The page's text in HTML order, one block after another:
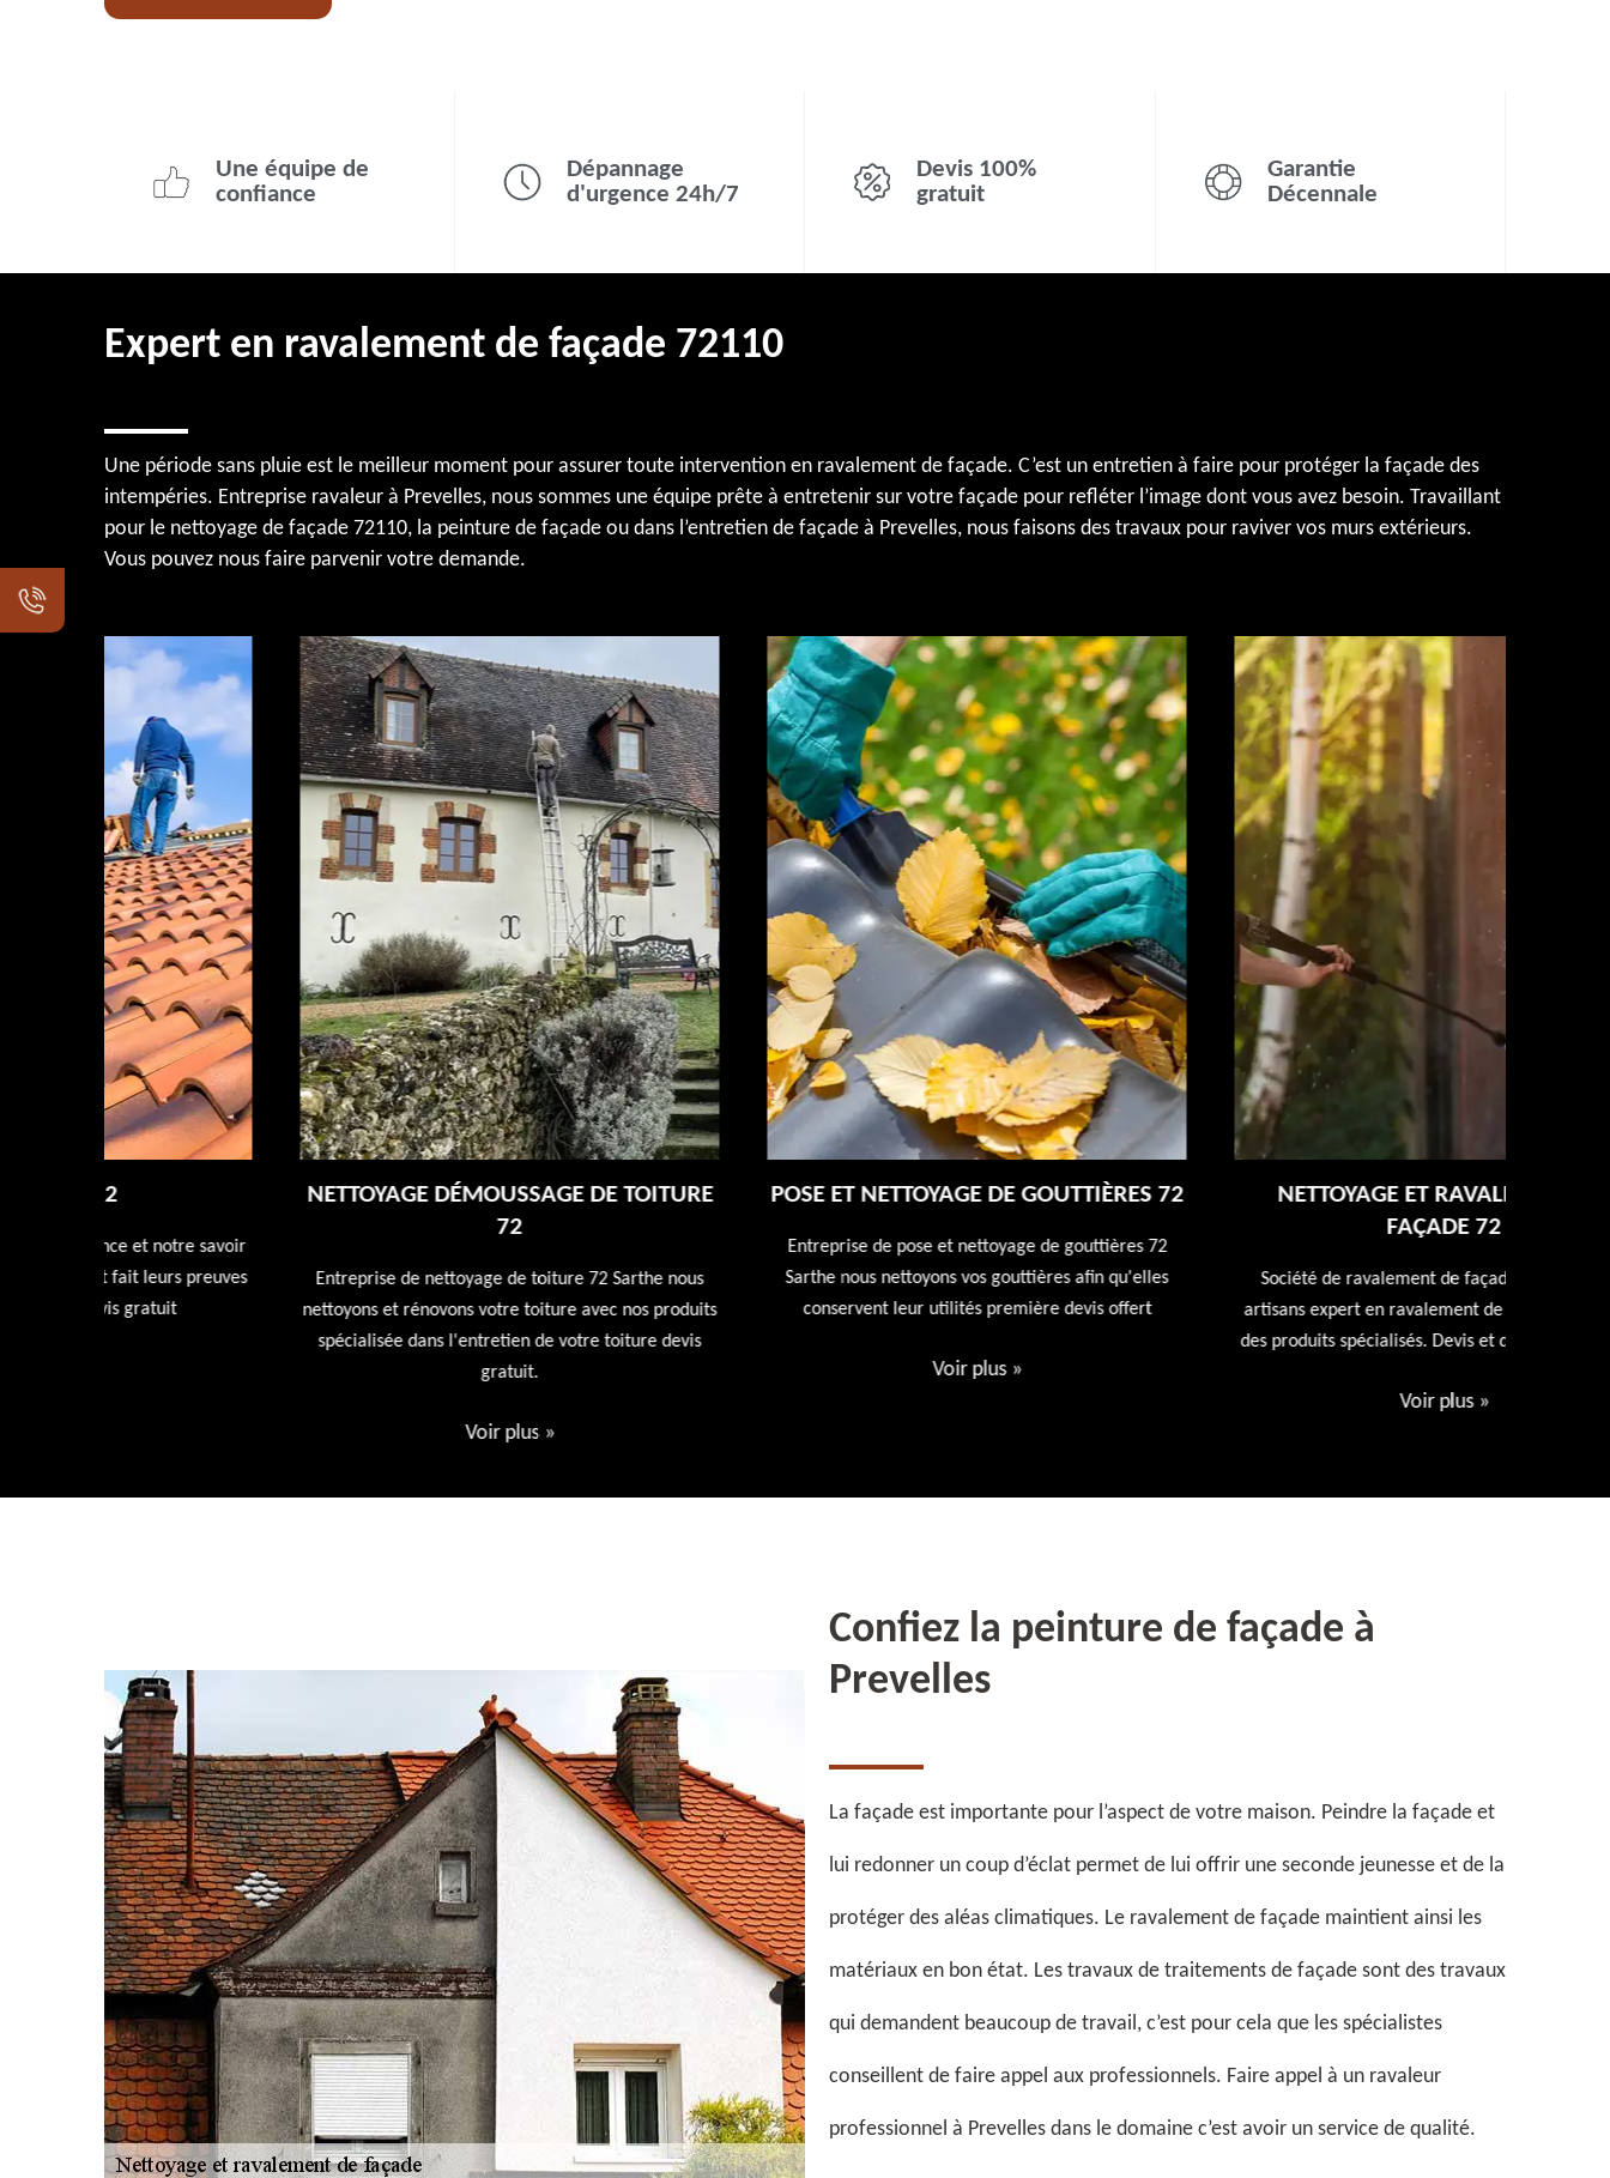
Une équipe de
confiance
Dépannage
d'urgence 24h/7
Devis 100%
gratuit
Garantie
Décennale
Expert en ravalement de façade 72110
Une période sans pluie est le meilleur moment pour assurer toute intervention en ravalement de façade. C’est un entretien à faire pour protéger la façade des
intempéries. Entreprise ravaleur à Prevelles, nous sommes une équipe prête à entretenir sur votre façade pour refléter l’image dont vous avez besoin. Travaillant
pour le nettoyage de façade 72110, la peinture de façade ou dans l’entretien de façade à Prevelles, nous faisons des travaux pour raviver vos murs extérieurs.
Vous pouvez nous faire parvenir votre demande.
NETTOYAGE DÉMOUSSAGE DE TOITURE
Entreprise de nettoyage de toiture 72 Sarthe nous
nettoyons et rénovons votre toiture avec nos produits
spécialisée dans l'entretien de votre toiture devis
POSE ET NETTOYAGE DE GOUTTIÈRES 72
Entreprise de pose et nettoyage de gouttières 72
Sarthe nous nettoyons vos gouttières afin qu'elles
conservent leur utilités première devis offert
NETTOYAGE ET RAVALEMENT DE
Société de ravalement de façade 72 Sarthe nos
artisans expert en ravalement de façade utiliseront
des produits spécialisés. Devis et déplacement offert
Confiez la peinture de façade à
Prevelles
La façade est importante pour l’aspect de votre maison. Peindre la façade et
lui redonner un coup d’éclat permet de lui offrir une seconde jeunesse et de la
protéger des aléas climatiques. Le ravalement de façade maintient ainsi les
matériaux en bon état. Les travaux de traitements de façade sont des travaux
qui demandent beaucoup de travail, c’est pour cela que les spécialistes
conseillent de faire appel aux professionnels. Faire appel à un ravaleur
professionnel à Prevelles dans le domaine c’est avoir un service de qualité.